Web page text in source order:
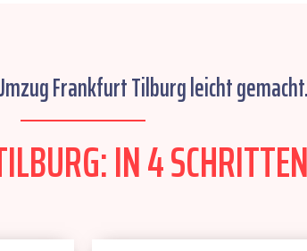
Frankfurt Tilburg leicht
IN 4